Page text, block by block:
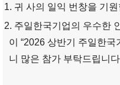
沿革
主要
事業
定款
·特
会員
検索
スト
1. 귀 사의 일익 번창을 기
2. 주일한국기업의 우수한
이 “2026 상반기 주일한국
니 많은 참가 부탁드립니